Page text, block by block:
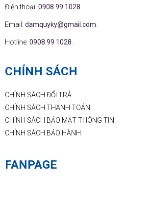
Điện thoại: 0908.99 1028
Email: damquyky@gmail.com
Hotline: 0908.99 1028
CHÍNH SÁCH
CHÍNH SÁCH ĐỔI TRẢ
CHÍNH SÁCH THANH TOÁN
CHÍNH SÁCH BẢO MẬT THÔNG TIN
CHÍNH SÁCH BẢO HÀNH
FANPAGE